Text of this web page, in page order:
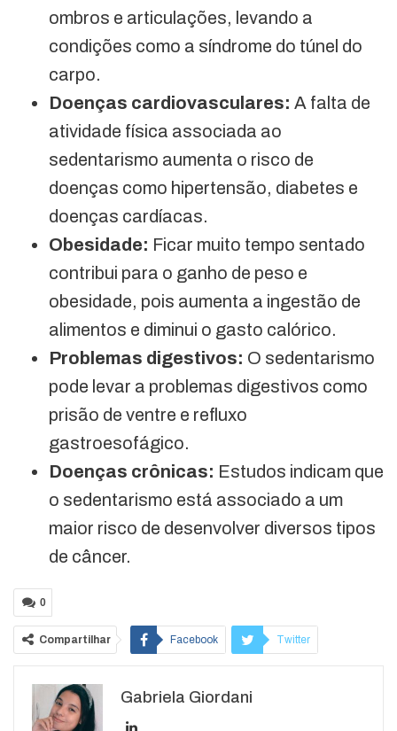
ombros e articulações, levando a
condições como a síndrome do túnel do
carpo.
Doenças cardiovasculares: A falta de
atividade física associada ao
sedentarismo aumenta o risco de
doenças como hipertensão, diabetes e
doenças cardíacas.
Obesidade: Ficar muito tempo sentado
contribui para o ganho de peso e
obesidade, pois aumenta a ingestão de
alimentos e diminui o gasto calórico.
Problemas digestivos: O sedentarismo
pode levar a problemas digestivos como
prisão de ventre e refluxo
gastroesofágico.
Doenças crônicas: Estudos indicam que
o sedentarismo está associado a um
maior risco de desenvolver diversos tipos
de câncer.
0
Compartilhar Facebook Twitter
WhatsApp
Gabriela Giordani